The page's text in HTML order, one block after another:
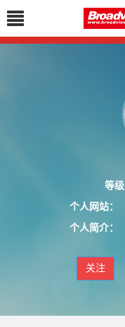
等级
个人网站：
个人简介：
关注